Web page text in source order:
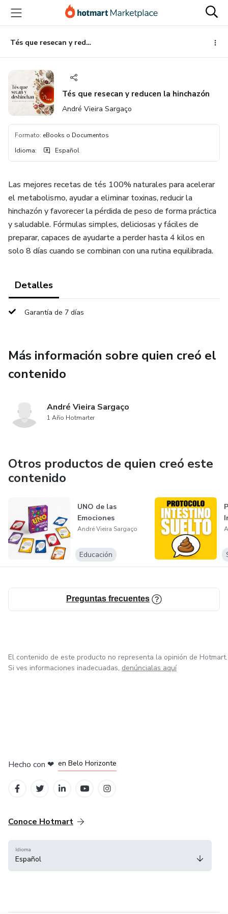
principal
página
de
página
Tés que resecan y reducen la hinchazón
Tés que resecan y reducen la hinchazón
André Vieira Sargaço
Formato: eBooks o Documentos
Idioma: Español
Las mejores recetas de tés 100% naturales para acelerar
el metabolismo, ayudar a eliminar toxinas, reducir la
hinchazón y favorecer la pérdida de peso de forma práctica
y saludable. Fórmulas simples, deliciosas y fáciles de
preparar, capaces de ayudarte a perder hasta 4 kilos en
solo 8 días cuando se combinan con una rutina equilibrada.
Detalles
Garantía de 7 días
Más información sobre quien creó el
contenido
André Vieira Sargaço
1 Año Hotmarter
Otros productos de quien creó este
contenido
UNO de las
Emociones
André Vieira Sargaço
Educación
Preguntas frecuentes
El contenido de este producto no representa la opinión de Hotmart.
Si ves informaciones inadecuadas, denúncialas aquí
Hecho con ❤ en Belo Horizonte
Conoce Hotmart
Idioma
Español